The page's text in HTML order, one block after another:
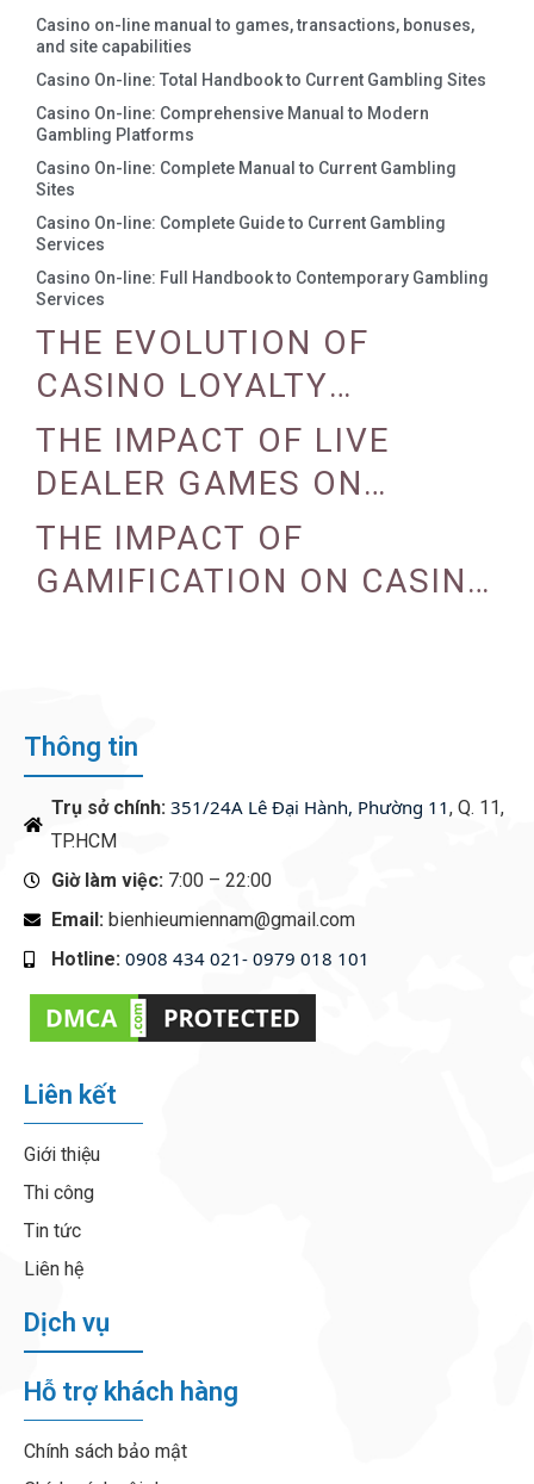
Casino on-line manual to games, transactions, bonuses,
and site capabilities
Casino On-line: Total Handbook to Current Gambling Sites
Casino On-line: Comprehensive Manual to Modern
Gambling Platforms
Casino On-line: Complete Manual to Current Gambling
Sites
Casino On-line: Complete Guide to Current Gambling
Services
Casino On-line: Full Handbook to Contemporary Gambling
Services
THE EVOLUTION OF
CASINO LOYALTY
PROGRAMS
THE IMPACT OF LIVE
DEALER GAMES ON
CASINO EXPERIENCE
THE IMPACT OF
GAMIFICATION ON CASINO
Thông tin
Trụ sở chính: 351/24A Lê Đại Hành, Phường 11, Q. 11,
TP.HCM
Giờ làm việc: 7:00 – 22:00
Email: bienhieumiennam@gmail.com
Hotline: 0908 434 021- 0979 018 101
Liên kết
Giới thiệu
Thi công
Tin tức
Liên hệ
Dịch vụ
Hỗ trợ khách hàng
Chính sách bảo mật